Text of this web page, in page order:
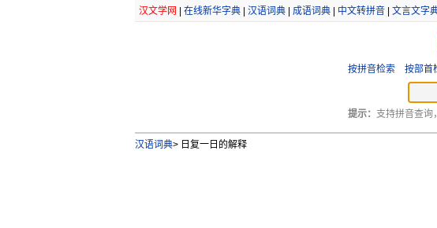
汉文学网 在线新华字典| 汉语词典| 成语词典| 中文转拼音| 文言文字
按拼音检索 按部首
提示： 支持拼音查询
汉语词典>日复一日的解释